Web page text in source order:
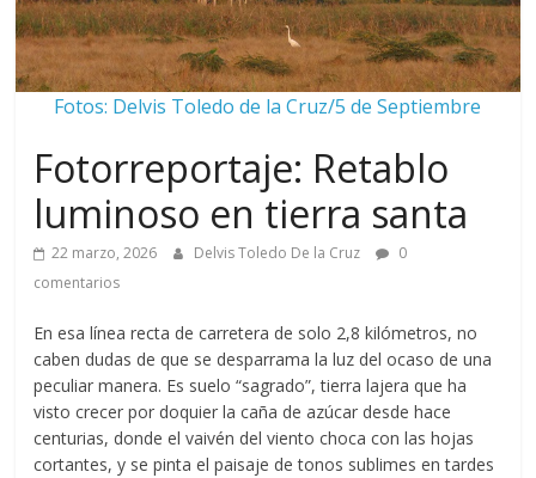
Fotos: Delvis Toledo de la Cruz/5 de Septiembre
Fotorreportaje: Retablo
luminoso en tierra santa
22 marzo, 2026 Delvis Toledo De la Cruz
0
comentarios
En esa línea recta de carretera de solo 2,8 kilómetros, no
caben dudas de que se desparrama la luz del ocaso de una
peculiar manera. Es suelo “sagrado”, tierra lajera que ha
visto crecer por doquier la caña de azúcar desde hace
centurias, donde el vaivén del viento choca con las hojas
cortantes, y se pinta el paisaje de tonos sublimes en tardes